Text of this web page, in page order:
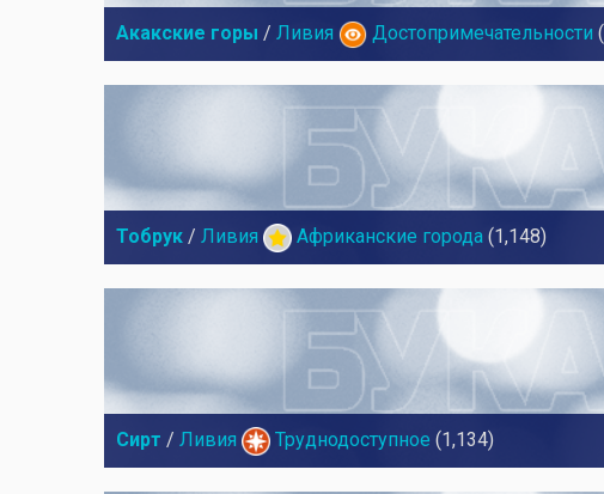
Акакские горы / Ливия Достопримечательности
Тобрук / Ливия Африканские города (1,148)
Сирт / Ливия Труднодоступное (1,134)